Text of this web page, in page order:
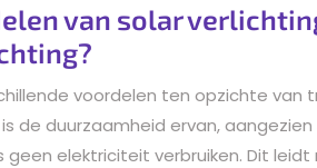
van solar
voordelen ten opzichte van
de duurzaamheid ervan,
elektriciteit verbruiken. Dit